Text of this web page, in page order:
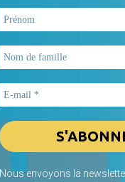
Nous envoyons la